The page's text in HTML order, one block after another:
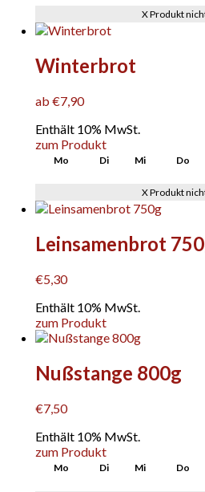
X Produkt
Winterbrot
ab€7,90
Enthält 10% MwSt.
zum ProduktDieses
Produkt
mehrere
Varianten
Optionen
Produktseite
gewählt
werden
Mo Di Mi Do
X Produkt
Leinsamenbrot
€5,30
Enthält 10% MwSt.
zum Produkt
Nußstange 800g
€7,50
Enthält 10% MwSt.
zum Produkt
Mo Di Mi Do